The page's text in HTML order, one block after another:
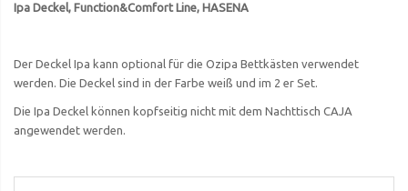
Ipa Deckel, Function&Comfort Line, HASENA
Der Deckel Ipa kann optional für die Ozipa Bettkästen verwendet
werden. Die Deckel sind in der Farbe weiß und im 2 er Set.
Die Ipa Deckel können kopfseitig nicht mit dem Nachttisch CAJA
angewendet werden.